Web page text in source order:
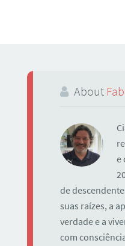
About
e
de
suas raízes, a
verdade e a
com